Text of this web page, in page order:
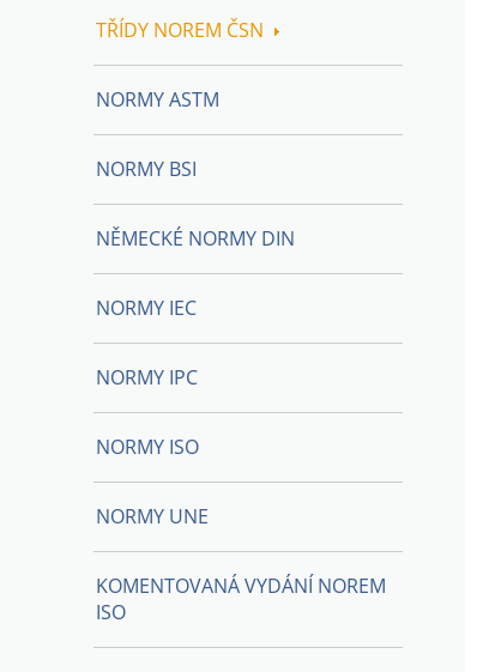
TŘÍDY NOREM ČSN
NORMY ASTM
NORMY BSI
NĚMECKÉ NORMY DIN
NORMY IEC
NORMY IPC
NORMY ISO
NORMY UNE
KOMENTOVANÁ VYDÁNÍ NOREM
ISO